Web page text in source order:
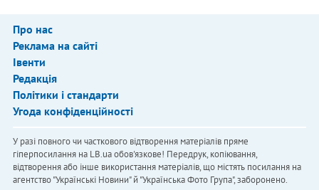
Про нас
Реклама на сайті
Івенти
Редакція
Політики і стандарти
Угода конфіденційності
У разі повного чи часткового відтворення матеріалів пряме
гіперпосилання на LB.ua обов'язкове! Передрук, копіювання,
відтворення або інше використання матеріалів, що містять посилання на
агентство "Українськi Новини" й "Українська Фото Група", заборонено.